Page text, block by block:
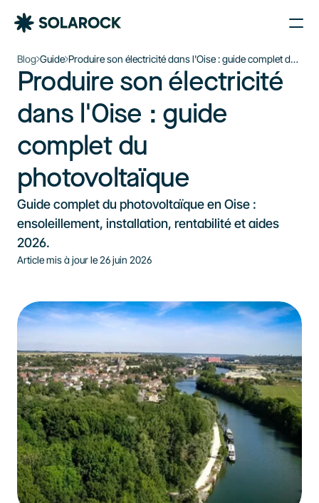
Nos Agences
Nos Installations
À propos
Blog
À propos de Solarock
Nos produits
‍01 89 71 71 48
Blog Guide Produire son électricité dans l'Oise : guide complet du
photovoltaïque
Produire son électricité
dans l'Oise : guide
complet du
photovoltaïque
Guide complet du photovoltaïque en Oise :
ensoleillement, installation, rentabilité et aides
2026.
Article mis à jour le 26 juin 2026
Le plein d’énergie solaire
dans votre boîte mail
Je souhaite m’inscrire à la newsletter
S'inscrire à la newsletter